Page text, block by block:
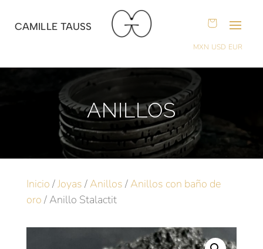
CAMILLE TAUSS
MXN USD EUR
ANILLOS
Inicio/Joyas/ Anillos/ Anillos con baño de
oro/ Anillo Stalactit